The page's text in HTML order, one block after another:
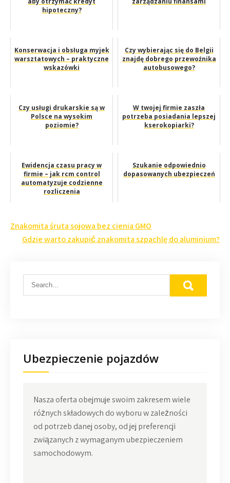
hipoteczny?
Konserwacja i obsługa myjek
warsztatowych – praktyczne
wskazówki
Czy wybierając się do Belgii
znajdę dobrego przewoźnika
autobusowego?
Czy usługi drukarskie są w
Polsce na wysokim
poziomie?
W twojej firmie zaszła
potrzeba posiadania lepszej
kserokopiarki?
Ewidencja czasu pracy w
firmie – jak rcm control
automatyzuje codzienne
rozliczenia
Szukanie odpowiednio
dopasowanych ubezpieczeń
Nawigacja
wpisu
Znakomita śruta sojowa bez cienia GMO
Gdzie warto zakupić znakomita szpachlę do aluminium?
Ubezpieczenie pojazdów
Nasza oferta obejmuje swoim zakresem wiele
różnych składowych do wyboru w zależności
od potrzeb danej osoby, od jej preferencji
związanych z wymaganym ubezpieczeniem
samochodowym.